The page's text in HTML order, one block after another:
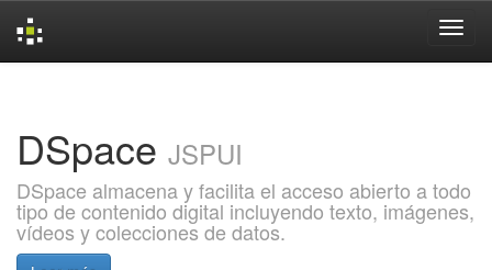
DSpace JSPUI
DSpace almacena y facilita el acceso abierto a todo
tipo de contenido digital incluyendo texto, imágenes,
vídeos y colecciones de datos.